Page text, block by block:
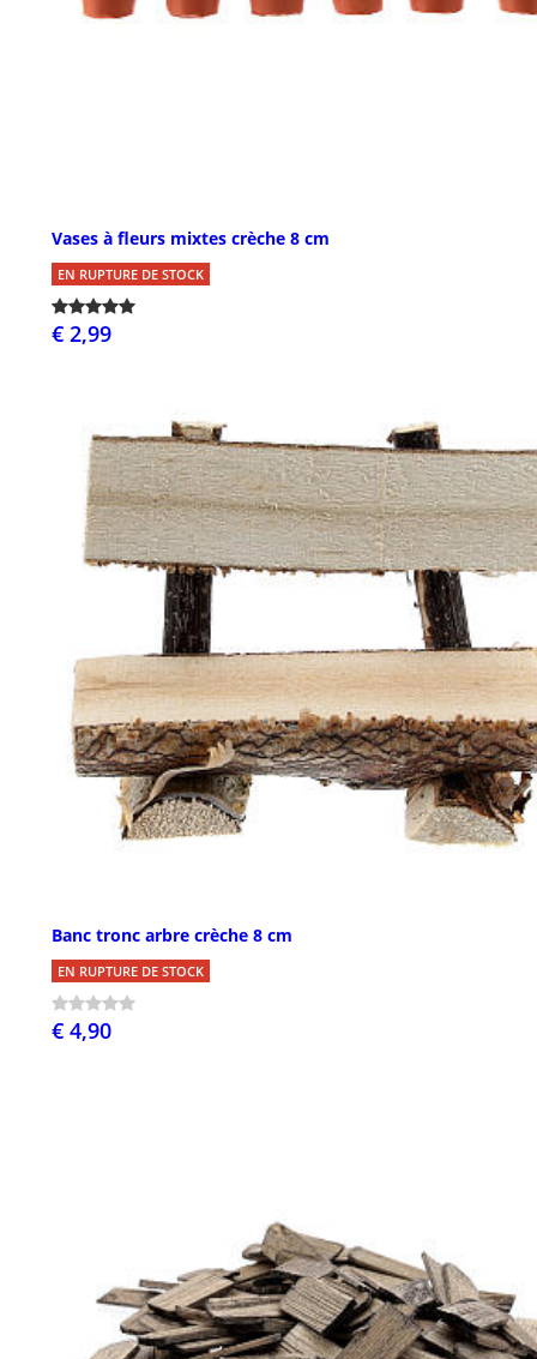
Vases à fleurs mixtes crèche 8 cm
EN RUPTURE DE STOCK
€ 2,99
Banc tronc arbre crèche 8 cm
EN RUPTURE DE STOCK
€ 4,90